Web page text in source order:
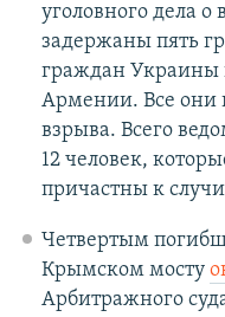
уголовного дела
задержаны пять
граждан Украины
Армении. Все они
взрыва. Всего
12 человек,
причастны к
Четвертым
Крымском мосту
Арбитражного